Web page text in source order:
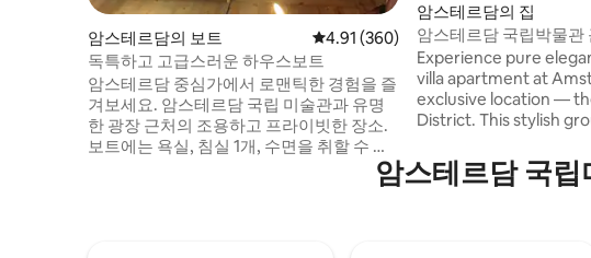
암스테르담의 보트 평점 4.91점(5점 만점), 후기 360개
4.91 (360)
독특하고 고급스러운 하우스보트
암스테르담 중심가에서 로맨틱한 경험을 즐
겨보세요. 암스테르담 국립 미술관과 유명
한 광장 근처의 조용하고 프라이빗한 장소.
보트에는 욕실, 침실 1개, 수면을 취할 수 있
는 소파가 있어 4명이 머물 수 있으며 개인
실입니다! TV와 인터넷을 이용할 수 있으며
암스테르담의 집
암스테르담 국립박물관
Experience pure
villa apartment at
exclusive location —
District. This stylish ground-level home
garden patio with a
view. Just steps from
암스테르담 국